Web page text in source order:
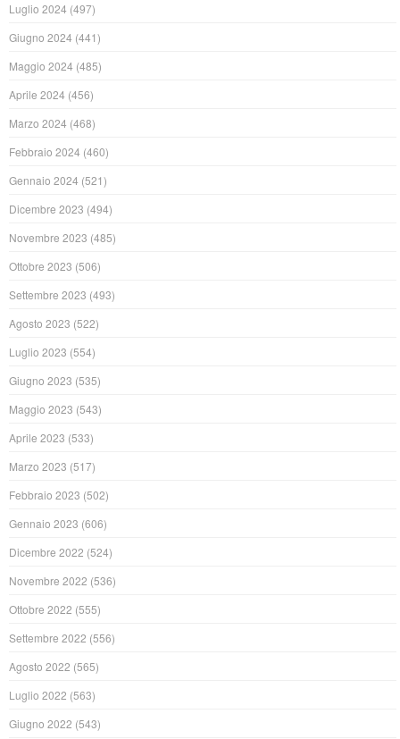
Luglio 2024 (497)
Giugno 2024 (441)
Maggio 2024 (485)
Aprile 2024 (456)
Marzo 2024 (468)
Febbraio 2024 (460)
Gennaio 2024 (521)
Dicembre 2023 (494)
Novembre 2023 (485)
Ottobre 2023 (506)
Settembre 2023 (493)
Agosto 2023 (522)
Luglio 2023 (554)
Giugno 2023 (535)
Maggio 2023 (543)
Aprile 2023 (533)
Marzo 2023 (517)
Febbraio 2023 (502)
Gennaio 2023 (606)
Dicembre 2022 (524)
Novembre 2022 (536)
Ottobre 2022 (555)
Settembre 2022 (556)
Agosto 2022 (565)
Luglio 2022 (563)
Giugno 2022 (543)